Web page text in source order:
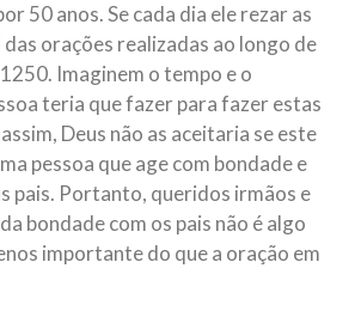
50 anos. Se cada dia ele rezar as
orações realizadas ao longo de
Imaginem o tempo e o
teria que fazer para fazer estas
Deus não as aceitaria se este
pessoa que age com bondade e
pais. Portanto, queridos irmãos e
bondade com os pais não é algo
importante do que a oração em